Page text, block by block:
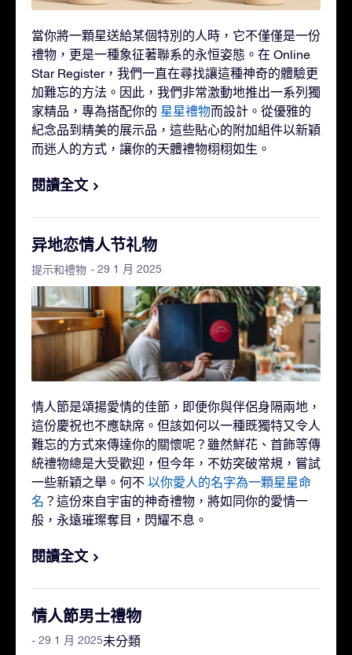
當你將一顆星送給某個特別的人時，它不僅僅是一份
禮物，更是一種象征著聯系的永恒姿態。在 Online
Star Register，我們一直在尋找讓這種神奇的體驗更
加難忘的方法。因此，我們非常激動地推出一系列獨
家精品，專為搭配你的 星星禮物而設計。從優雅的
紀念品到精美的展示品，這些貼心的附加組件以新穎
而迷人的方式，讓你的天體禮物栩栩如生。
閱讀全文
异地恋情人节礼物
提示和禮物 - 29 1 月 2025
情人節是頌揚愛情的佳節，即便你與伴侶身隔兩地，
這份慶祝也不應缺席。但該如何以一種既獨特又令人
難忘的方式來傳達你的關懷呢？雖然鮮花、首飾等傳
統禮物總是大受歡迎，但今年，不妨突破常規，嘗試
一些新穎之舉。何不 以你愛人的名字為一顆星星命
名 ？這份來自宇宙的神奇禮物，將如同你的愛情一
般，永遠璀璨奪目，閃耀不息。
閱讀全文
情人節男士禮物
未分類
- 29 1 月 2025